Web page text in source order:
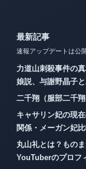
最新記事
速報アップデートは公
力道山刺殺事件の
娘説、与謝野晶子
二千翔（服部二千
キャサリン妃の現
関係・メーガン妃
丸山礼とは？もの
YouTuberのプロフ